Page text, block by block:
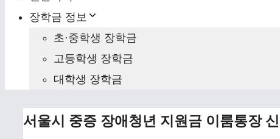
장학금 정보
초·중학생 장학금
고등학생 장학금
대학생 장학금
서울시 중증 장애청년 지원금 이룸통장